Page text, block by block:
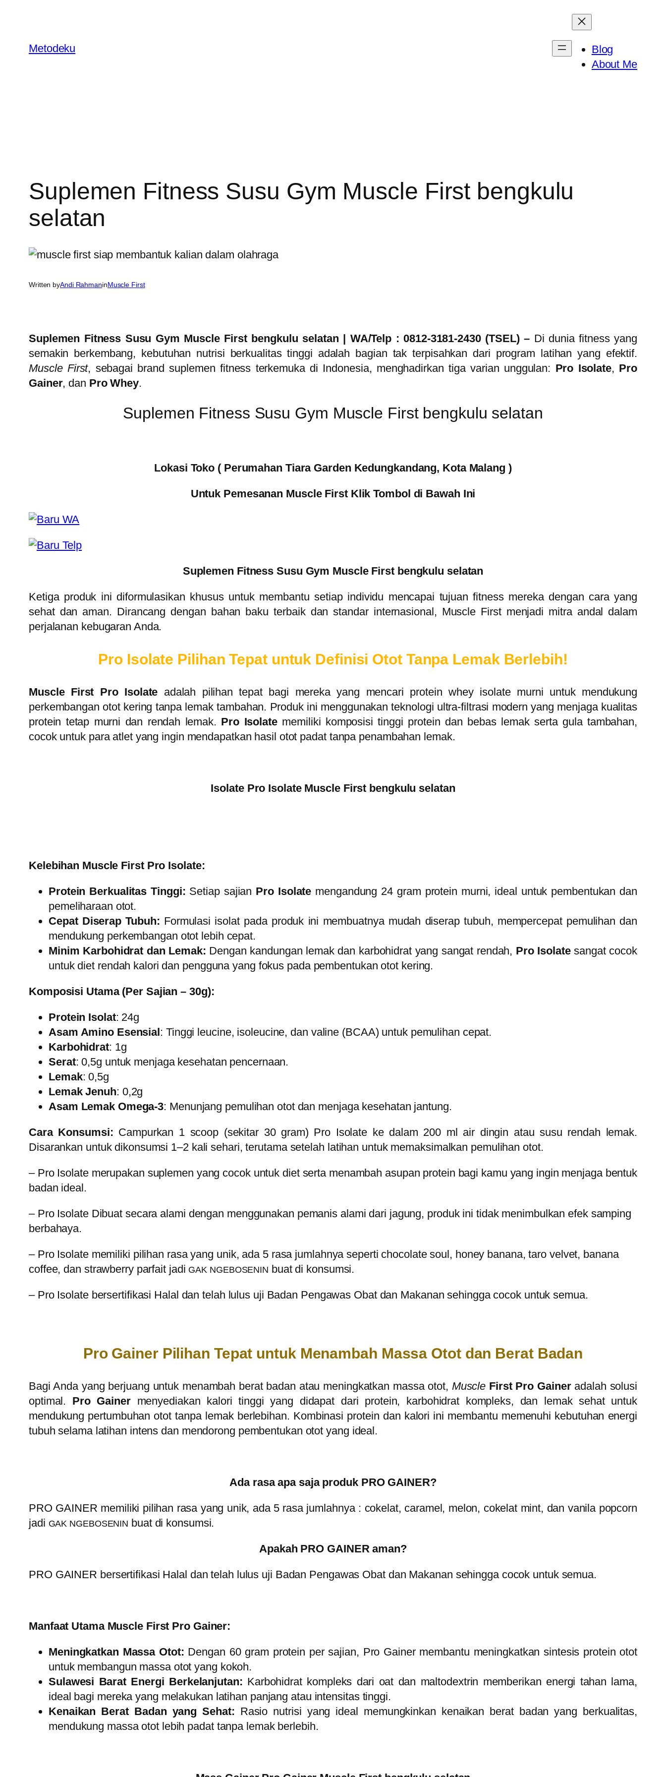
Metodeku
Blog
About Me
Suplemen Fitness Susu Gym Muscle First bengkulu
selatan
Written byAndi RahmaninMuscle First
Suplemen Fitness Susu Gym Muscle First bengkulu selatan | WA/Telp : 0812-3181-2430 (TSEL) – Di dunia fitness yang
semakin berkembang, kebutuhan nutrisi berkualitas tinggi adalah bagian tak terpisahkan dari program latihan yang efektif.
Muscle First, sebagai brand suplemen fitness terkemuka di Indonesia, menghadirkan tiga varian unggulan: Pro Isolate, Pro
Gainer, dan Pro Whey.
Suplemen Fitness Susu Gym Muscle First bengkulu selatan
Lokasi Toko ( Perumahan Tiara Garden Kedungkandang, Kota Malang )
Untuk Pemesanan Muscle First Klik Tombol di Bawah Ini
Suplemen Fitness Susu Gym Muscle First bengkulu selatan
Ketiga produk ini diformulasikan khusus untuk membantu setiap individu mencapai tujuan fitness mereka dengan cara yang
sehat dan aman. Dirancang dengan bahan baku terbaik dan standar internasional, Muscle First menjadi mitra andal dalam
perjalanan kebugaran Anda.
Pro Isolate Pilihan Tepat untuk Definisi Otot Tanpa Lemak Berlebih!
Muscle First Pro Isolate adalah pilihan tepat bagi mereka yang mencari protein whey isolate murni untuk mendukung
perkembangan otot kering tanpa lemak tambahan. Produk ini menggunakan teknologi ultra-filtrasi modern yang menjaga kualitas
protein tetap murni dan rendah lemak. Pro Isolatememiliki komposisi tinggi protein dan bebas lemak serta gula tambahan,
cocok untuk para atlet yang ingin mendapatkan hasil otot padat tanpa penambahan lemak.
Isolate Pro Isolate Muscle First bengkulu selatan
Kelebihan Muscle First Pro Isolate:
Protein Berkualitas Tinggi: Setiap sajian Pro Isolate mengandung 24 gram protein murni, ideal untuk pembentukan dan
pemeliharaan otot.
Cepat Diserap Tubuh: Formulasi isolat pada produk ini membuatnya mudah diserap tubuh, mempercepat pemulihan dan
mendukung perkembangan otot lebih cepat.
Minim Karbohidrat dan Lemak: Dengan kandungan lemak dan karbohidrat yang sangat rendah, Pro Isolatesangat cocok
untuk diet rendah kalori dan pengguna yang fokus pada pembentukan otot kering.
Komposisi Utama (Per Sajian – 30g):
Protein Isolat: 24g
Asam Amino Esensial : Tinggi leucine, isoleucine, dan valine (BCAA) untuk pemulihan cepat.
Karbohidrat: 1g
Serat: 0,5g untuk menjaga kesehatan pencernaan.
Lemak: 0,5g
Lemak Jenuh: 0,2g
Asam Lemak Omega-3: Menunjang pemulihan otot dan menjaga kesehatan jantung.
Cara Konsumsi: Campurkan 1 scoop (sekitar 30 gram) Pro Isolate ke dalam 200 ml air dingin atau susu rendah lemak.
Disarankan untuk dikonsumsi 1–2 kali sehari, terutama setelah latihan untuk memaksimalkan pemulihan otot.
– Pro Isolatemerupakan suplemen yang cocok untuk diet serta menambah asupan protein bagi kamu yang ingin menjaga bentuk
badan ideal.
– Pro IsolateDibuat secara alami dengan menggunakan pemanis alami dari jagung, produk ini tidak menimbulkan efek samping
berbahaya.
– Pro Isolatememiliki pilihan rasa yang unik, ada 5 rasa jumlahnya seperti chocolate soul, honey banana, taro velvet, banana
coffee, dan strawberry parfait jadi GAK NGEBOSENIN buat di konsumsi.
– Pro Isolatebersertifikasi Halal dan telah lulus uji Badan Pengawas Obat dan Makanan sehingga cocok untuk semua.
Pro Gainer Pilihan Tepat untuk Menambah Massa Otot dan Berat Badan
Bagi Anda yang berjuang untuk menambah berat badan atau meningkatkan massa otot, Muscle First Pro Gaineradalah solusi
optimal. Pro Gainermenyediakan kalori tinggi yang didapat dari protein, karbohidrat kompleks, dan lemak sehat untuk
mendukung pertumbuhan otot tanpa lemak berlebihan. Kombinasi protein dan kalori ini membantu memenuhi kebutuhan energi
tubuh selama latihan intens dan mendorong pembentukan otot yang ideal.
Ada rasa apa saja produk PRO GAINER?
PRO GAINER memiliki pilihan rasa yang unik, ada 5 rasa jumlahnya : cokelat, caramel, melon, cokelat mint, dan vanila popcorn
jadi GAK NGEBOSENIN buat di konsumsi.
Apakah PRO GAINER aman?
PRO GAINER bersertifikasi Halal dan telah lulus uji Badan Pengawas Obat dan Makanan sehingga cocok untuk semua.
Manfaat Utama Muscle First Pro Gainer:
Meningkatkan Massa Otot: Dengan 60 gram protein per sajian, Pro Gainer membantu meningkatkan sintesis protein otot
untuk membangun massa otot yang kokoh.
Sulawesi Barat Energi Berkelanjutan: Karbohidrat kompleks dari oat dan maltodextrin memberikan energi tahan lama,
ideal bagi mereka yang melakukan latihan panjang atau intensitas tinggi.
Kenaikan Berat Badan yang Sehat: Rasio nutrisi yang ideal memungkinkan kenaikan berat badan yang berkualitas,
mendukung massa otot lebih padat tanpa lemak berlebih.